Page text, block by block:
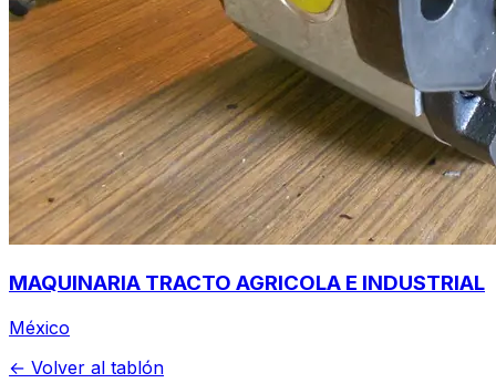
MAQUINARIA TRACTO AGRICOLA E INDUSTRIAL
México
← Volver al tablón